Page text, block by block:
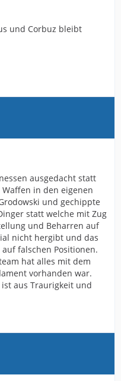
und Corbuz bleibt
ausgedacht statt
in den eigenen
und gechippte
statt welche mit Zug
und Beharren auf
nicht hergibt und das
falschen Positionen.
hat alles mit dem
vorhanden war.
aus Traurigkeit und